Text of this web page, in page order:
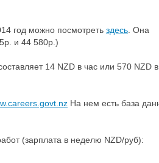
год можно посмотреть здесь . Она
и 44 580р.)
14 NZD в час или 570 NZD в
На нем есть база
(зарплата в неделю NZD/руб):